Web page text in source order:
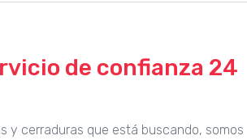
de confianza 24
y cerraduras que está buscando, somos